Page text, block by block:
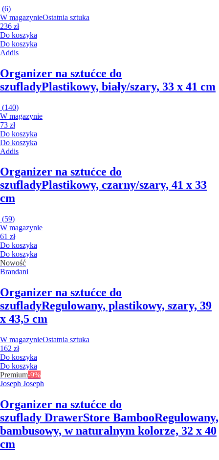
(6)
W magazynieOstatnia sztuka
236 zł
Do koszyka
Do koszyka
Addis
Organizer na sztućce do
szufladyPlastikowy, biały/szary, 33 x 41 cm
(140)
W magazynie
73 zł
Do koszyka
Do koszyka
Addis
Organizer na sztućce do
szufladyPlastikowy, czarny/szary, 41 x 33
cm
(59)
W magazynie
61 zł
Do koszyka
Do koszyka
Nowość
Brandani
Organizer na sztućce do
szufladyRegulowany, plastikowy, szary, 39
x 43,5 cm
W magazynieOstatnia sztuka
162 zł
Do koszyka
Do koszyka
Premium-9%
Joseph Joseph
Organizer na sztućce do
szuflady DrawerStore BambooRegulowany,
bambusowy, w naturalnym kolorze, 32 x 40
cm